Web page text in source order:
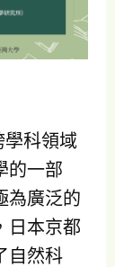
學科領域
的一部
為廣泛的
日本京都
自然科